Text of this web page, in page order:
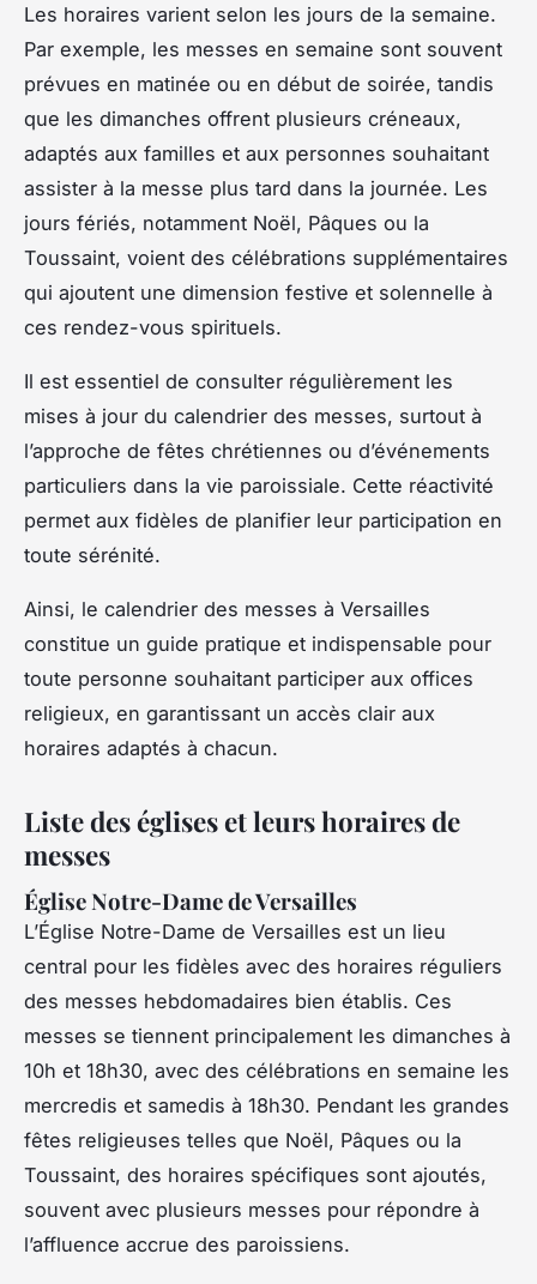
Les horaires varient selon les jours de la semaine.
Par exemple, les messes en semaine sont souvent
prévues en matinée ou en début de soirée, tandis
que les dimanches offrent plusieurs créneaux,
adaptés aux familles et aux personnes souhaitant
assister à la messe plus tard dans la journée. Les
jours fériés, notamment Noël, Pâques ou la
Toussaint, voient des célébrations supplémentaires
qui ajoutent une dimension festive et solennelle à
ces rendez-vous spirituels.
Il est essentiel de consulter régulièrement les
mises à jour du calendrier des messes, surtout à
l’approche de fêtes chrétiennes ou d’événements
particuliers dans la vie paroissiale. Cette réactivité
permet aux fidèles de planifier leur participation en
toute sérénité.
Ainsi, le calendrier des messes à Versailles
constitue un guide pratique et indispensable pour
toute personne souhaitant participer aux offices
religieux, en garantissant un accès clair aux
horaires adaptés à chacun.
Liste des églises et leurs horaires de
messes
Église Notre-Dame de Versailles
L’Église Notre-Dame de Versailles est un lieu
central pour les fidèles avec des horaires réguliers
des messes hebdomadaires bien établis. Ces
messes se tiennent principalement les dimanches à
10h et 18h30, avec des célébrations en semaine les
mercredis et samedis à 18h30. Pendant les grandes
fêtes religieuses telles que Noël, Pâques ou la
Toussaint, des horaires spécifiques sont ajoutés,
souvent avec plusieurs messes pour répondre à
l’affluence accrue des paroissiens.